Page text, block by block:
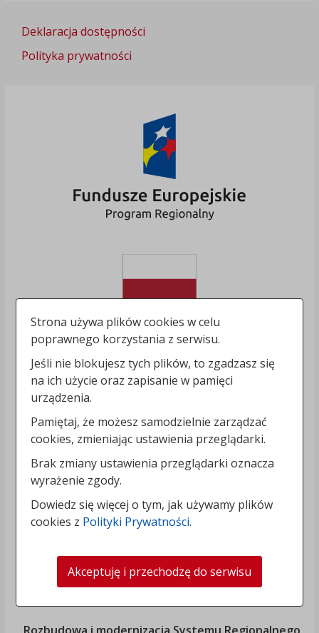
Deklaracja dostępności
Polityka prywatności
Strona używa plików cookies w celu
poprawnego korzystania z serwisu.
Jeśli nie blokujesz tych plików, to zgadzasz się
na ich użycie oraz zapisanie w pamięci
urządzenia.
Pamiętaj, że możesz samodzielnie zarządzać
cookies, zmieniając ustawienia przeglądarki.
Brak zmiany ustawienia przeglądarki oznacza
wyrażenie zgody.
Dowiedz się więcej o tym, jak używamy plików
cookies z Polityki Prywatności.
Akceptuję i przechodzę do serwisu